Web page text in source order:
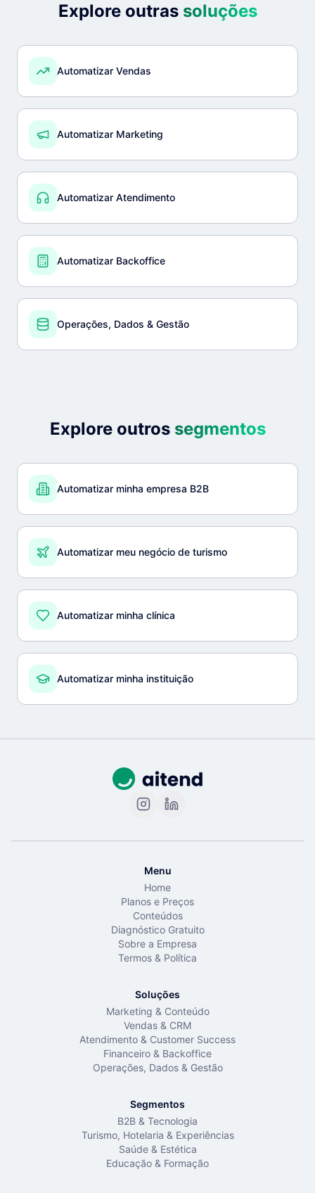
Explore outras soluções
Automatizar Vendas
Automatizar Marketing
Automatizar Atendimento
Automatizar Backoffice
Operações, Dados & Gestão
Explore outros segmentos
Automatizar minha empresa B2B
Automatizar meu negócio de turismo
Automatizar minha clínica
Automatizar minha instituição
Menu
Home
Planos e Preços
Conteúdos
Diagnóstico Gratuito
Sobre a Empresa
Termos & Política
Soluções
Marketing & Conteúdo
Vendas & CRM
Atendimento & Customer Success
Financeiro & Backoffice
Operações, Dados & Gestão
Segmentos
B2B & Tecnologia
Turismo, Hotelaria & Experiências
Saúde & Estética
Educação & Formação